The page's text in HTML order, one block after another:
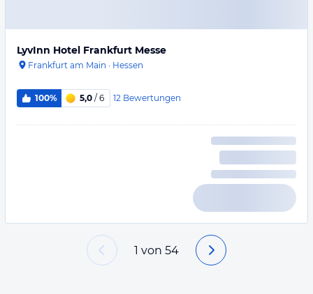
LyvInn Hotel Frankfurt Messe
Frankfurt am Main · Hessen
100% 5,0 / 6 12 Bewertungen
1 von 54